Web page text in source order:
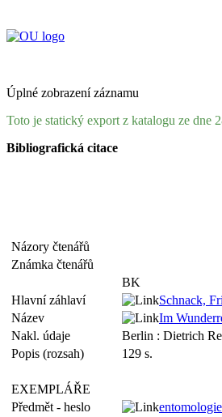
Úplné zobrazení záznamu
Toto je statický export z katalogu ze dne
Bibliografická citace
Názory čtenářů
Známka čtenářů
BK
Hlavní záhlaví
Schnack,
Název
Im
Nakl. údaje
Berlin : Dietrich
Popis (rozsah)
129 s.
EXEMPLÁŘE
Předmět - heslo
entomologie